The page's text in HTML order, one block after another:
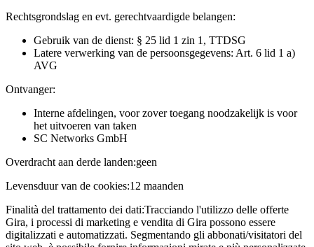
Rechtsgrondslag en evt. gerechtvaardigde belangen:
Gebruik van de dienst: § 25 lid 1 zin 1, TTDSG
Latere verwerking van de persoonsgegevens: Art. 6 lid 1 a)
AVG
Ontvanger:
Interne afdelingen, voor zover toegang noodzakelijk is voor
het uitvoeren van taken
SC Networks GmbH
Overdracht aan derde landen:geen
Levensduur van de cookies:12 maanden
Finalità del trattamento dei dati:Tracciando l'utilizzo delle offerte
Gira, i processi di marketing e vendita di Gira possono essere
digitalizzati e automatizzati. Segmentando gli abbonati/visitatori del